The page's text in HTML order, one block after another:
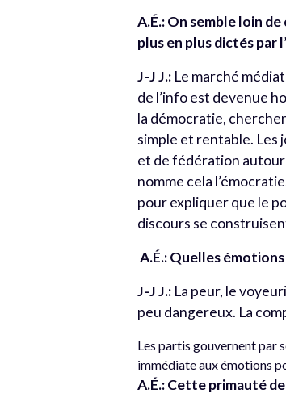
A.É.: On semble loin
plus en plus dictés par
J-J J.: Le marché
de l’info est devenue
la démocratie,
simple et rentable. Les
et de fédération autour
nomme cela
pour expliquer que le
discours se
A.É.: Quelles
J-J J.: La peur, le
peu dangereux. La
Les partis gouvernent par
immédiate aux émotions
A.É.: Cette primauté